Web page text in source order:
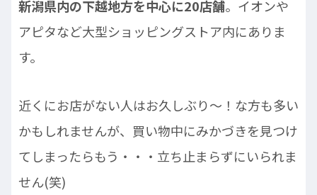
新潟県内の下越地方を中心に20店舗。イオンや
アピタなど大型ショッピングストア内にありま
す。
近くにお店がない人はお久しぶり～！な方も多い
かもしれませんが、買い物中にみかづきを見つけ
てしまったらもう・・・立ち止まらずにいられま
せん(笑)